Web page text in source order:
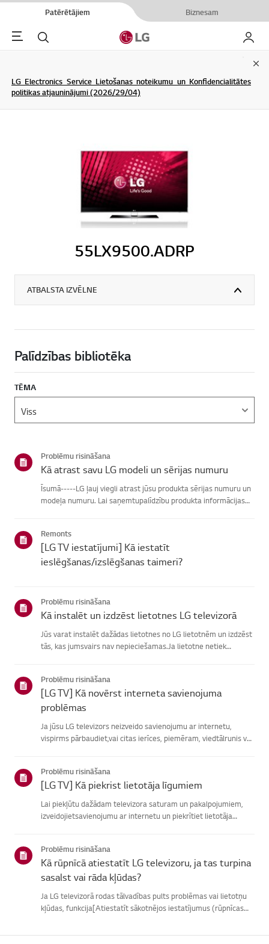
Patērētājiem Biznesam
Menu Meklēt Mans
LG Electronics Service Lietošanas noteikumu un Konfidencialitātes
politikas atjauninājumi (2026/29/04)
55LX9500.ADRP
ATBALSTA IZVĒLNE
Palīdzības bibliotēka
TĒMA
Problēmu risināšana
Kā atrast savu LG modeli un sērijas numuru
Īsumā-----LG ļauj viegli atrast jūsu produkta sērijas numuru un
modeļa numuru. Lai saņemtupalīdzību produkta informācijas
Remonts
[LG TV iestatījumi] Kā iestatīt
ieslēgšanas/izslēgšanas taimeri?
Problēmu risināšana
Kā instalēt un izdzēst lietotnes LG televizorā
Jūs varat instalēt dažādas lietotnes no LG lietotnēm un izdzēst
tās, kas jumsvairs nav nepieciešamas.Ja lietotne netiek
Problēmu risināšana
[LG TV] Kā novērst interneta savienojuma
problēmas
Ja jūsu LG televizors neizveido savienojumu ar internetu,
vispirms pārbaudiet,vai citas ierīces, piemēram, viedtālrunis vai
Problēmu risināšana
[LG TV] Kā piekrist lietotāja līgumiem
Lai piekļūtu dažādam televizora saturam un pakalpojumiem,
izveidojietsavienojumu ar internetu un piekrītiet lietotāja
Problēmu risināšana
Kā rūpnīcā atiestatīt LG televizoru, ja tas turpina
sasalst vai rāda kļūdas?
Ja LG televizorā rodas tālvadības pults problēmas vai lietotņu
kļūdas, funkcija[Atiestatīt sākotnējos iestatījumus (rūpnīcas